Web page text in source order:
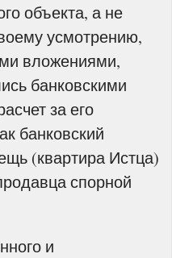
объекта, а не
усмотрению,
вложениями,
банковскими
за его
банковский
(квартира Истца)
спорной
и